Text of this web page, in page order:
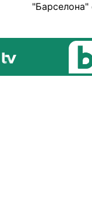
"Барсeлона"